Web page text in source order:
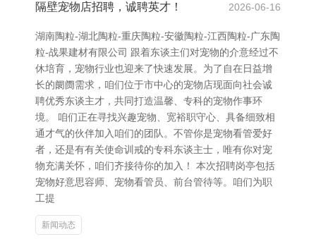
隔壁宠物店招聘，诚聘英才！ 2026-06-16
湖南陶粒-湖北陶粒-重庆陶粒-安徽陶粒-江西陶粒-广东陶
粒-战果建材有限公司 跟着东谈主们对宠物的介意经过不
休培育，宠物行业也迎来了快速发展。为了自在日益增
长的阛阓需求，咱们位于市中心的宠物店现面向社会诚
聘优秀东谈主才，共同打造温馨、专科的宠物作事环
境。 咱们正在寻找兴趣宠物、宽裕职守心、具备细致相
通才气的伙伴加入咱们的团队。不管你是宠物看管爱好
者，还是有有关使命训戒的专科东谈主士，唯有你对宠
物充满关怀，咱们齐接待你的加入！ 本次招聘岗亭包括
宠物好意思容师、宠物看管员、前台管待等。咱们为职
工提
新闻动态